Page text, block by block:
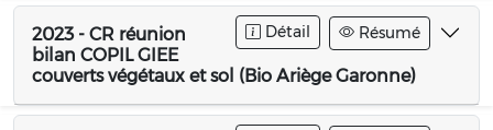
Détail Résumé
2023 - CR réunion
bilan COPIL GIEE
couverts végétaux et sol (Bio Ariège Garonne)